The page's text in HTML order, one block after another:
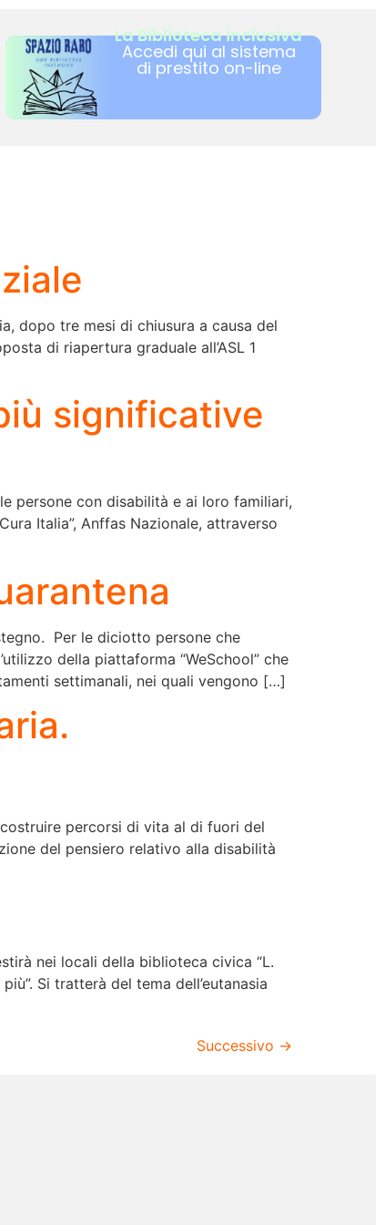
La Biblioteca inclusiva
Accedi qui al sistema
di prestito on-line
dopo tre mesi di chiusura a causa del
di riapertura graduale all’ASL 1
significative
persone con disabilità e ai loro familiari,
Italia”, Anffas Nazionale, attraverso
Per le diciotto persone che
della piattaforma “WeSchool” che
settimanali, nei quali vengono […]
percorsi di vita al di fuori del
del pensiero relativo alla disabilità
nei locali della biblioteca civica “L.
Si tratterà del tema dell’eutanasia
Successivo →